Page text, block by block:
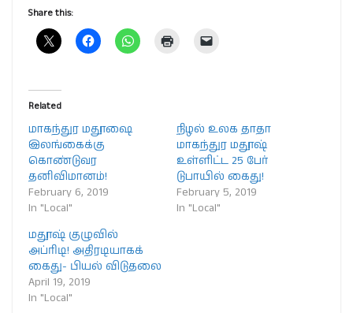
Share this:
Related
மாகந்துர மதூஷை
இலங்கைக்கு
கொண்டுவர
தனிவிமானம்!
February 6, 2019
In "Local"
நிழல் உலக தாதா
மாகந்துர மதூஷ்
உள்ளிட்ட 25 பேர்
டுபாயில் கைது!
February 5, 2019
In "Local"
மதூஷ் குழுவில்
அப்ரிடி! அதிரடியாகக்
கைது- பியல் விடுதலை
April 19, 2019
In "Local"